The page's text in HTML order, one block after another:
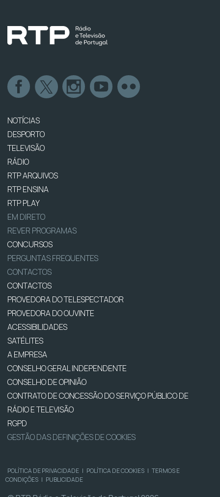
NOTÍCIAS
DESPORTO
TELEVISÃO
RÁDIO
RTP ARQUIVOS
RTP ENSINA
RTP PLAY
EM DIRETO
REVER PROGRAMAS
CONCURSOS
PERGUNTAS FREQUENTES
CONTACTOS
CONTACTOS
PROVEDORA DO TELESPECTADOR
PROVEDORA DO OUVINTE
ACESSIBILIDADES
SATÉLITES
A EMPRESA
CONSELHO GERAL INDEPENDENTE
CONSELHO DE OPINIÃO
CONTRATO DE CONCESSÃO DO SERVIÇO PÚBLICO DE
RÁDIO E TELEVISÃO
RGPD
GESTÃO DAS DEFINIÇÕES DE COOKIES
POLÍTICA DE PRIVACIDADE | POLÍTICA DE COOKIES | TERMOS E
CONDIÇÕES | PUBLICIDADE